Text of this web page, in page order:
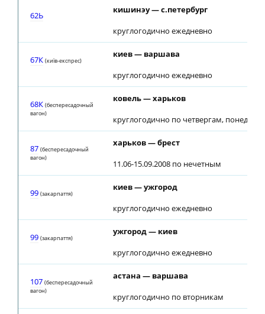
62Ь
кишинэу — с.петербург
круглогодично ежедневно
67К (київ-експрес)
киев — варшава
круглогодично ежедневно
68К (беспересадочный
вагон)
ковель — харьков
круглогодично по четвергам,
87 (беспересадочный
вагон)
харьков — брест
11.06-15.09.2008 по нечетным
99 (закарпаття)
киев — ужгород
круглогодично ежедневно
99 (закарпаття)
ужгород — киев
круглогодично ежедневно
107 (беспересадочный
вагон)
астана — варшава
круглогодично по вторникам